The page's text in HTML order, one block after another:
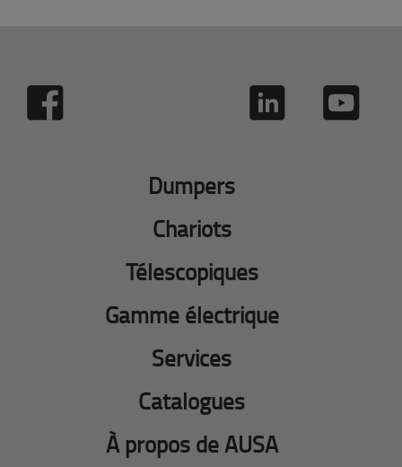
Dumpers
Chariots
Télescopiques
Gamme électrique
Services
Catalogues
À propos de AUSA